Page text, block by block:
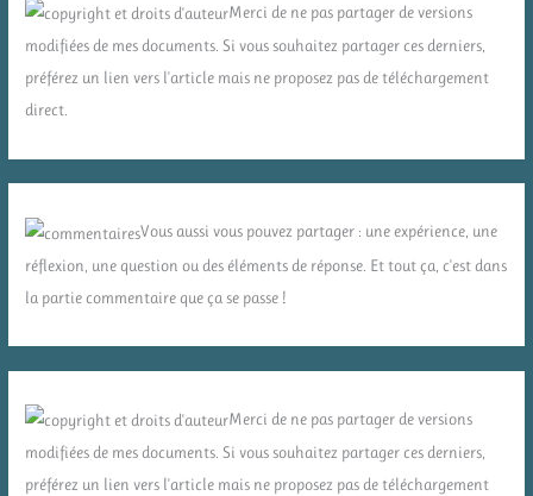
Merci de ne pas partager de versions
modifiées de mes documents. Si vous souhaitez partager ces derniers,
préférez un lien vers l'article mais ne proposez pas de téléchargement
direct.
Vous aussi vous pouvez partager : une expérience, une
réflexion, une question ou des éléments de réponse. Et tout ça, c'est dans
la partie commentaire que ça se passe !
Merci de ne pas partager de versions
modifiées de mes documents. Si vous souhaitez partager ces derniers,
préférez un lien vers l'article mais ne proposez pas de téléchargement